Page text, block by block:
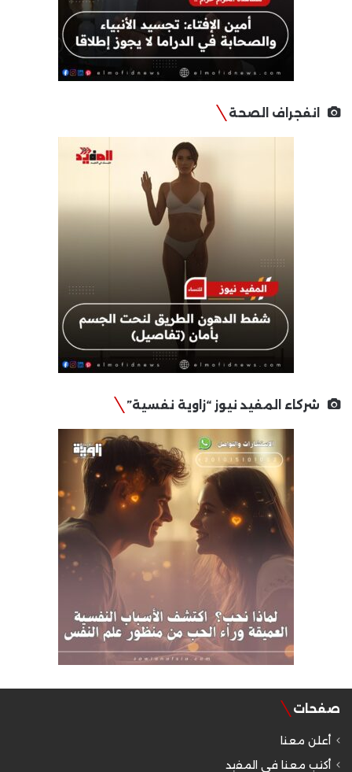
انفجراف الصحة
شركاء المفيد نيوز “زاوية نفسية”
صفحات
أعلن معنا
أكتب معنا في المفيد